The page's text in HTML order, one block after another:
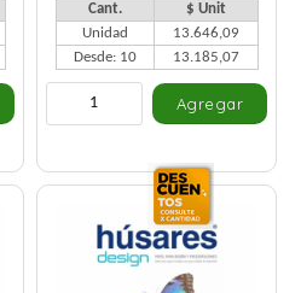
Cant.
$ Unit
Unidad
13.646,09
Desde: 10
13.185,07